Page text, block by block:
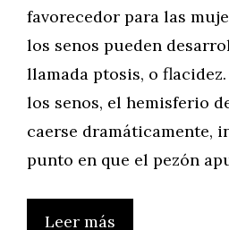
favorecedor para las
los senos pueden
llamada ptosis, o
los senos, el hemisferio
caerse dramáticamente,
punto en que el pezón
Leer más